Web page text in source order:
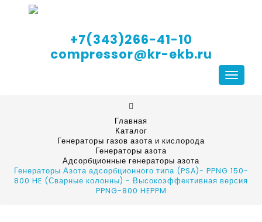
+7(343)266-41-10
compressor@kr-ekb.ru
Главная
Каталог
Генераторы газов азота и кислорода
Генераторы азота
Адсорбционные генераторы азота
Генераторы Азота адсорбционного типа (PSA)- PPNG 150-
800 HE (Сварные колонны) - Высокоэффективная версия
PPNG-800 HEPPM